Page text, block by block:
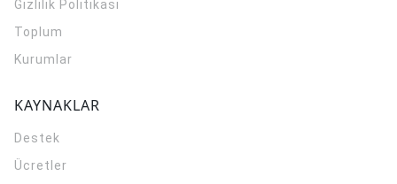
Gizlilik Politikası
Toplum
Kurumlar
KAYNAKLAR
Destek
Ücretler